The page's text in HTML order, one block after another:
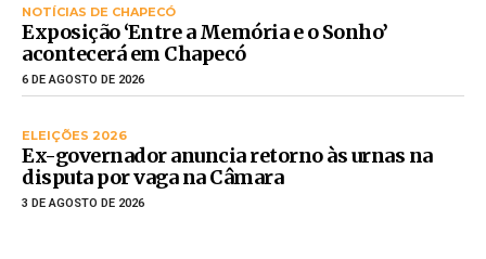
NOTÍCIAS DE CHAPECÓ
Exposição ‘Entre a Memória e o Sonho’
acontecerá em Chapecó
6 DE AGOSTO DE 2026
ELEIÇÕES 2026
Ex-governador anuncia retorno às urnas na
disputa por vaga na Câmara
3 DE AGOSTO DE 2026